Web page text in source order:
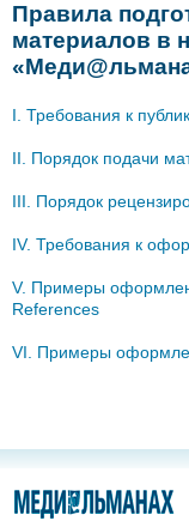
Правила
материалов в
I. Требования к
II. Порядок подачи
III. Порядок
IV. Требования к
V. Примеры
References
VI. Примеры